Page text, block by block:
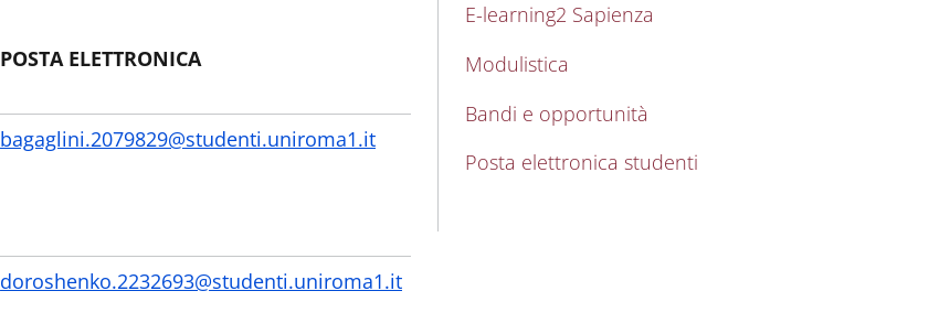
POSTA ELETTRONICA
bagaglini.2079829@studenti.uniroma1.it
doroshenko.2232693@studenti.uniroma1.it
E-learning2 Sapienza
Modulistica
Bandi e opportunità
Posta elettronica studenti